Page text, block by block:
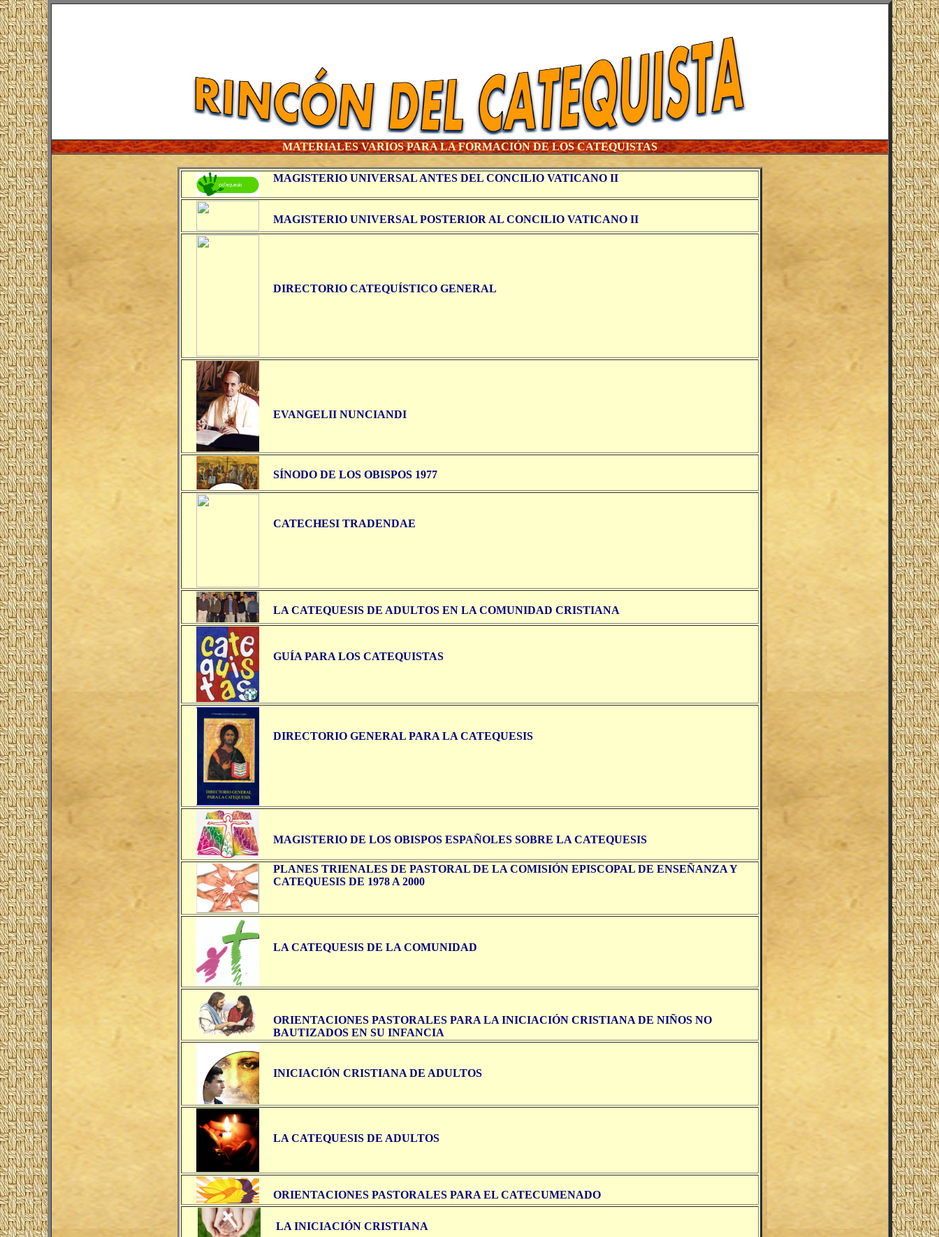
MATERIALES VARIOS PARA LA FORMACIÓN DE LOS CATEQUISTAS
MAGISTERIO UNIVERSAL ANTES DEL CONCILIO VATICANO II
MAGISTERIO UNIVERSAL POSTERIOR AL CONCILIO VATICANO II
DIRECTORIO CATEQUÍSTICO GENERAL
EVANGELII NUNCIANDI
SÍNODO DE LOS OBISPOS 1977
CATECHESI TRADENDAE
LA CATEQUESIS DE ADULTOS EN LA COMUNIDAD CRISTIANA
GUÍA PARA LOS CATEQUISTAS
DIRECTORIO GENERAL PARA LA CATEQUESIS
MAGISTERIO DE LOS OBISPOS ESPAÑOLES SOBRE LA CATEQUESIS
PLANES TRIENALES DE PASTORAL DE LA COMISIÓN EPISCOPAL DE ENSEÑANZA Y
CATEQUESIS DE 1978 A 2000
LA CATEQUESIS DE LA COMUNIDAD
ORIENTACIONES PASTORALES PARA LA INICIACIÓN CRISTIANA DE NIÑOS NO
BAUTIZADOS EN SU INFANCIA
INICIACIÓN CRISTIANA DE ADULTOS
LA CATEQUESIS DE ADULTOS
ORIENTACIONES PASTORALES PARA EL CATECUMENADO
LA INICIACIÓN CRISTIANA